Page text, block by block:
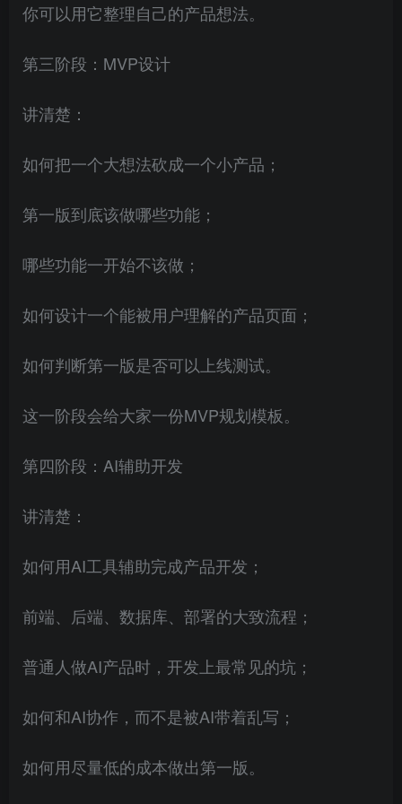
你可以用它整理自己的产品想法。
第三阶段：MVP设计
讲清楚：
如何把一个大想法砍成一个小产品；
第一版到底该做哪些功能；
哪些功能一开始不该做；
如何设计一个能被用户理解的产品页面；
如何判断第一版是否可以上线测试。
这一阶段会给大家一份MVP规划模板。
第四阶段：AI辅助开发
讲清楚：
如何用AI工具辅助完成产品开发；
前端、后端、数据库、部署的大致流程；
普通人做AI产品时，开发上最常见的坑；
如何和AI协作，而不是被AI带着乱写；
如何用尽量低的成本做出第一版。